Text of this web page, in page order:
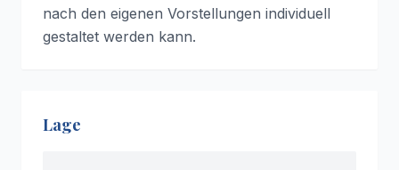
nach den eigenen Vorstellungen individuell
gestaltet werden kann.
Lage